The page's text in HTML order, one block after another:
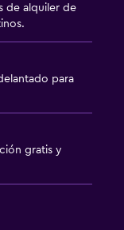
de alquiler de
para
gratis y